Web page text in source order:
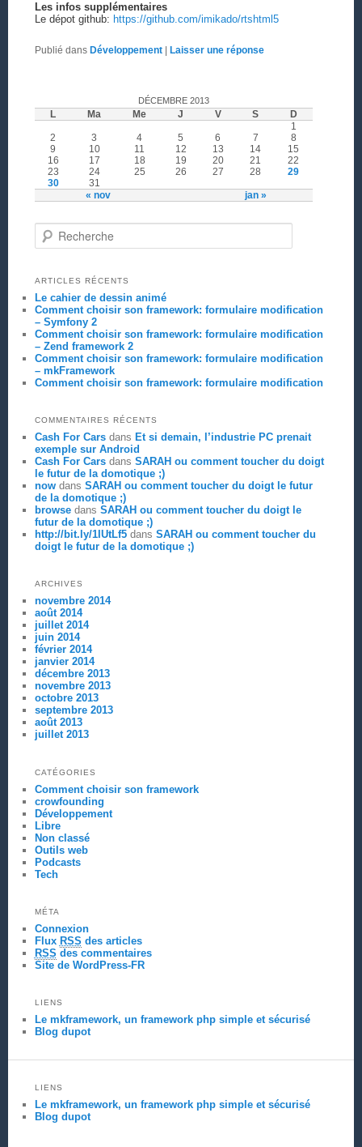
Les infos supplémentaires
Le dépot github: https://github.com/imikado/rtshtml5
Publié dans Développement | Laisser une réponse
DÉCEMBRE 2013
L Ma Me J V S D
« nov jan »
1
2
3 4 5 6 7
8
9
10 11 12 13 14
15
16
17 18 19 20 21
22
23
24 25 26 27 28
29
30
31
Recherche
ARTICLES RÉCENTS
Le cahier de dessin animé
Comment choisir son framework: formulaire modification
– Symfony 2
Comment choisir son framework: formulaire modification
– Zend framework 2
Comment choisir son framework: formulaire modification
– mkFramework
Comment choisir son framework: formulaire modification
COMMENTAIRES RÉCENTS
Cash For Carsdans Et si demain, l’industrie PC prenait
exemple sur Android
Cash For Carsdans SARAH ou comment toucher du doigt
le futur de la domotique ;)
nowdans SARAH ou comment toucher du doigt le futur
de la domotique ;)
browsedans SARAH ou comment toucher du doigt le
futur de la domotique ;)
http://bit.ly/1IUtLf5dans SARAH ou comment toucher du
doigt le futur de la domotique ;)
ARCHIVES
novembre 2014
août 2014
juillet 2014
juin 2014
février 2014
janvier 2014
décembre 2013
novembre 2013
octobre 2013
septembre 2013
août 2013
juillet 2013
CATÉGORIES
Comment choisir son framework
crowfounding
Développement
Libre
Non classé
Outils web
Podcasts
Tech
MÉTA
Connexion
Flux RSS des articles
RSS des commentaires
Site de WordPress-FR
LIENS
Le mkframework, un framework php simple et sécurisé
Blog dupot
LIENS
Le mkframework, un framework php simple et sécurisé
Blog dupot